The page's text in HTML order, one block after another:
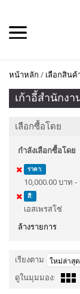
หน้าหลัก / เลือกสินค้
เก้าอี้สำนักง
เลือกซื้อโดย
กำลังเลือกซื้อโดย
ราคา:
10,000.00 บาท -
สี:
เอสเพรสโซ่
ล้างรายการ
เรียงตาม
ดูในมุมมอง: